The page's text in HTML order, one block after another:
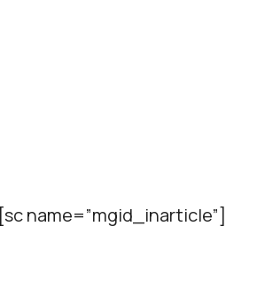
[sc name=”mgid_inarticle”]